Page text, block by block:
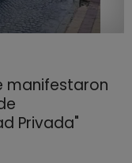
manifestaron
Privada"